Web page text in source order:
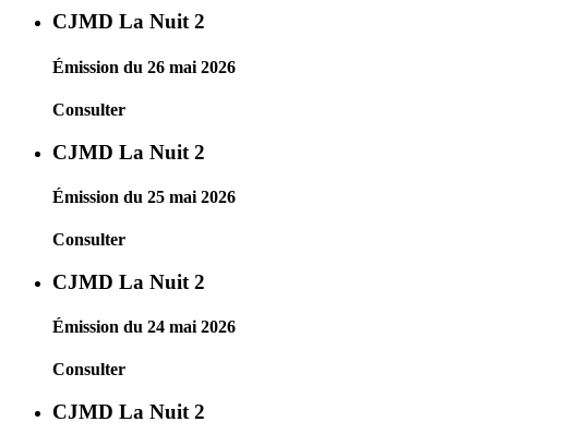
CJMD La Nuit 2
Émission du 26 mai 2026
Consulter
CJMD La Nuit 2
Émission du 25 mai 2026
Consulter
CJMD La Nuit 2
Émission du 24 mai 2026
Consulter
CJMD La Nuit 2